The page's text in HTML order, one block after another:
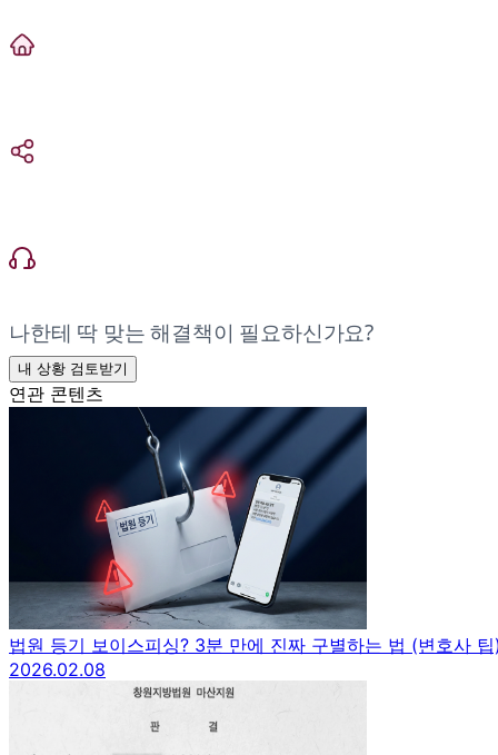
나한테 딱 맞는 해결책이 필요하신가요?
내 상황 검토받기
연관 콘텐츠
법원 등기 보이스피싱? 3분 만에 진짜 구별하는 법 (변호사
2026.02.08